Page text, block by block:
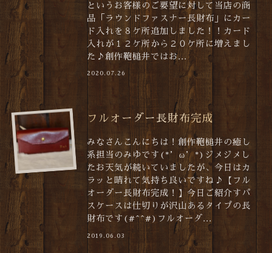
というお客様のご要望に対して当店の商
品「ラウンドファスナー長財布」にカー
ド入れを８ケ所追加しました！！カード
入れが１２ケ所から２０ケ所に増えまし
た♪創作鞄槌井ではお...
2020.07.26
フルオーダー長財布完成
みなさんこんにちは！創作鞄槌井の癒し
系担当のみゆです(*’ω’*)ジメジメし
たお天気が続いていましたが、今日はカ
ラッと晴れて気持ち良いですね♪【フル
オーダー長財布完成！】今日ご紹介すパ
スケースは仕切りが沢山あるタイプの長
財布です(#^^#)フルオーダ...
2019.06.03